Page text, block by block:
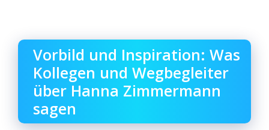
Vorbild und Inspiration: Was
Kollegen und Wegbegleiter
über Hanna Zimmermann
sagen